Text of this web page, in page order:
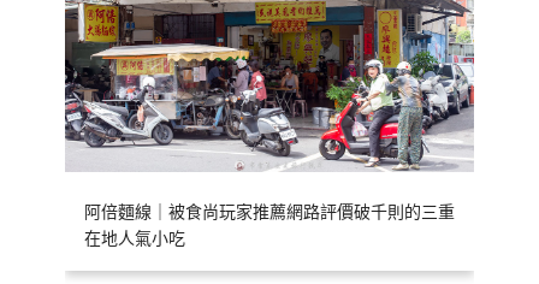
阿倍麵線｜被食尚玩家推薦網路評價破千則的三重
在地人氣小吃